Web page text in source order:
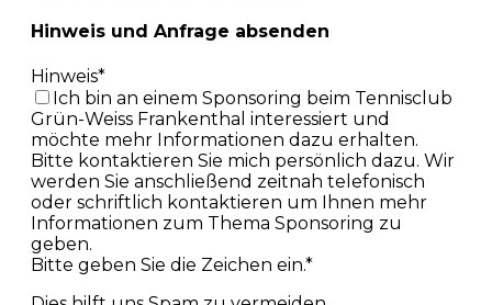
Hinweis und Anfrage absenden
Hinweis*
Ich bin an einem Sponsoring beim Tennisclub
Grün-Weiss Frankenthal interessiert und
möchte mehr Informationen dazu erhalten.
Bitte kontaktieren Sie mich persönlich dazu. Wir
werden Sie anschließend zeitnah telefonisch
oder schriftlich kontaktieren um Ihnen mehr
Informationen zum Thema Sponsoring zu
geben.
Bitte geben Sie die Zeichen ein.*